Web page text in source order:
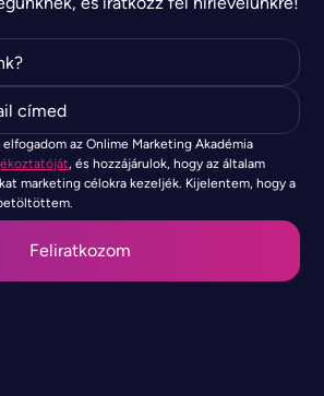
az Onlime Marketing Akadémia
, és hozzájárulok, hogy az általam
marketing célokra kezeljék. Kijelentem, hogy a